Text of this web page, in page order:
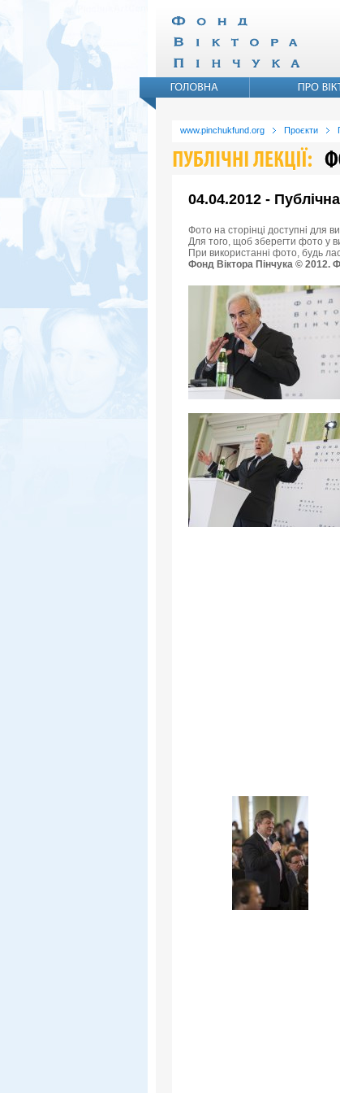
www.pinchukfund.org Проєкти
04.04.2012 -
Фото на сторінці доступні для
Для того, щоб зберегти фото у
При використанні фото, будь
Фонд Віктора Пінчука © 2012.